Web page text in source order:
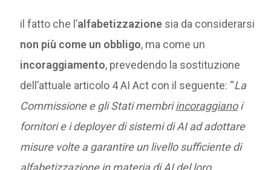
il fatto che l’alfabetizzazione sia da considerarsi
non più come un obbligo, ma come un
incoraggiamento, prevedendo la sostituzione
dell’attuale articolo 4 AI Act con il seguente: “La
Commissione e gli Stati membriincoraggianoi
fornitori e i deployer di sistemi diAI ad adottare
misure volte a garantire un livello sufficiente di